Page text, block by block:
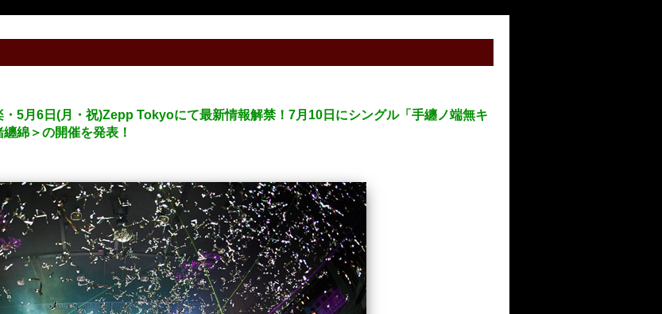
・5月6日(月・祝)Zepp Tokyoにて最新情報解禁！7月10日にシングル「手纏ノ端無キ
綿＞の開催を発表！